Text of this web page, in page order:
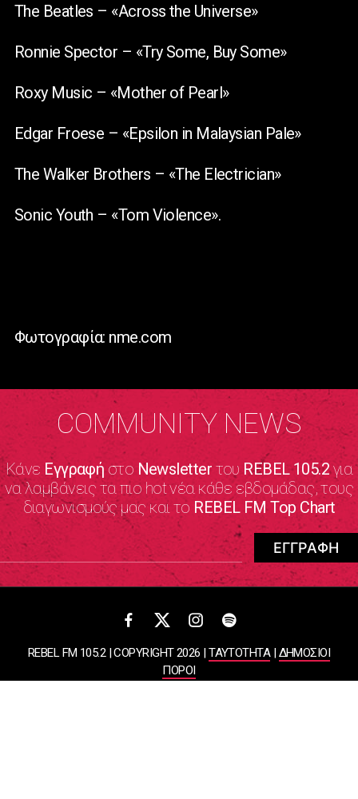
The Beatles – «Across the Universe»
Ronnie Spector – «Try Some, Buy Some»
Roxy Music – «Mother of Pearl»
Edgar Froese – «Epsilon in Malaysian Pale»
The Walker Brothers – «The Electrician»
Sonic Youth – «Tom Violence».
Φωτογραφία: nme.com
COMMUNITY NEWS
Κάνε Εγγραφήστο NewsletterτουREBEL 105.2για
να λαμβάνεις τα πιο hot νέα κάθε εβδομάδας, τους
διαγωνισμούς μας και το REBEL FM Top Chart
REBEL FM 105.2 | COPYRIGHT 2026 |ΤΑΥΤΟΤΗΤΑ|ΔΗΜΟΣΙΟΙ
ΠΟΡΟΙ